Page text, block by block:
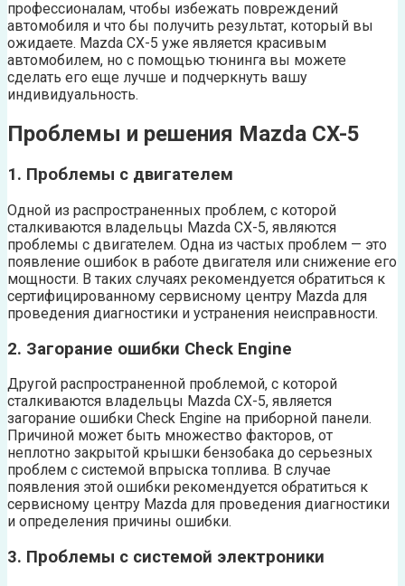
профессионалам, чтобы избежать повреждений
автомобиля и что бы получить результат, который вы
ожидаете. Mazda CX-5 уже является красивым
автомобилем, но с помощью тюнинга вы можете
сделать его еще лучше и подчеркнуть вашу
индивидуальность.
Проблемы и решения Mazda CX-5
1. Проблемы с двигателем
Одной из распространенных проблем, с которой
сталкиваются владельцы Mazda CX-5, являются
проблемы с двигателем. Одна из частых проблем — это
появление ошибок в работе двигателя или снижение его
мощности. В таких случаях рекомендуется обратиться к
сертифицированному сервисному центру Mazda для
проведения диагностики и устранения неисправности.
2. Загорание ошибки Check Engine
Другой распространенной проблемой, с которой
сталкиваются владельцы Mazda CX-5, является
загорание ошибки Check Engine на приборной панели.
Причиной может быть множество факторов, от
неплотно закрытой крышки бензобака до серьезных
проблем с системой впрыска топлива. В случае
появления этой ошибки рекомендуется обратиться к
сервисному центру Mazda для проведения диагностики
и определения причины ошибки.
3. Проблемы с системой электроники